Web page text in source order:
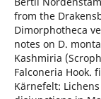
from the
Dimorphotheca
notes on D.
Kashmiria
Falconeria Hook.
Kärnefelt: